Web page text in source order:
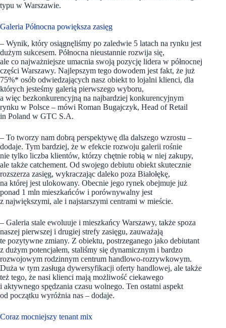
typu w Warszawie.
Galeria Północna powiększa zasięg
– Wynik, który osiągnęliśmy po zaledwie 5 latach na rynku jest
dużym sukcesem. Północna nieustannie rozwija się,
ale co najważniejsze umacnia swoją pozycję lidera w północnej
części Warszawy. Najlepszym tego dowodem jest fakt, że już
75%* osób odwiedzających nasz obiekt to lojalni klienci, dla
których jesteśmy galerią pierwszego wyboru,
a więc bezkonkurencyjną na najbardziej konkurencyjnym
rynku w Polsce – mówi Roman Bugajczyk, Head of Retail
in Poland w GTC S.A.
– To tworzy nam dobrą perspektywę dla dalszego wzrostu –
dodaje. Tym bardziej, że w efekcie rozwoju galerii rośnie
nie tylko liczba klientów, którzy chętnie robią w niej zakupy,
ale także catchement. Od swojego debiutu obiekt skutecznie
rozszerza zasięg, wykraczając daleko poza Białołękę,
na której jest ulokowany. Obecnie jego rynek obejmuje już
ponad 1 mln mieszkańców i porównywalny jest
z największymi, ale i najstarszymi centrami w mieście.
– Galeria stale ewoluuje i mieszkańcy Warszawy, także spoza
naszej pierwszej i drugiej strefy zasięgu, zauważają
te pozytywne zmiany. Z obiektu, postrzeganego jako debiutant
z dużym potencjałem, staliśmy się dynamicznym i bardzo
rozwojowym rodzinnym centrum handlowo-rozrywkowym.
Duża w tym zasługa dywersyfikacji oferty handlowej, ale także
też tego, że nasi klienci mają możliwość ciekawego
i aktywnego spędzania czasu wolnego. Ten ostatni aspekt
od początku wyróżnia nas – dodaje.
Coraz mocniejszy tenant mix